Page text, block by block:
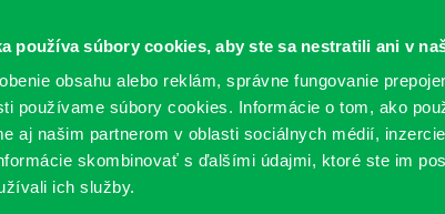
používa súbory cookies, aby ste sa nestratili ani v
obsahu alebo reklám, správne fungovanie
používame súbory cookies. Informácie o tom, ako
aj našim partnerom v oblasti sociálnych médií,
skombinovať s ďalšími údajmi, ktoré ste im
ich služby.
Oficiálne stránky
ORGANIZÁCIE OBLASTI NOVINY